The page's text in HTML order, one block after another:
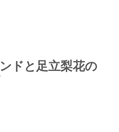
ドと足立梨花の